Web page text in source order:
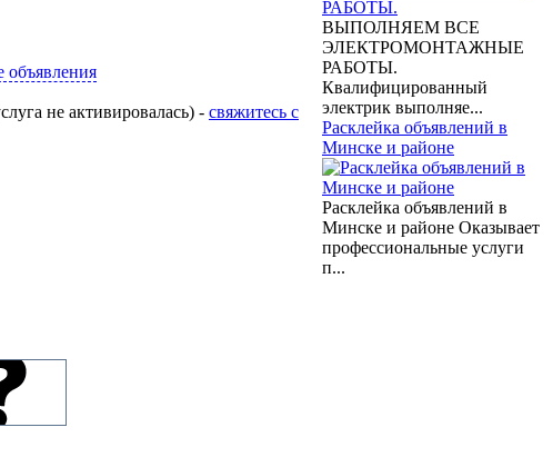
объявления
не активировалась) - свяжитесь с
ВЫПОЛНЯЕМ ВСЕ
ЭЛЕКТРОМОНТАЖНЫЕ
РАБОТЫ.
Квалифицированный
электрик выполняе...
Расклейка объявлений в
Минске и районе
Расклейка объявлений в
Минске и районе Оказывает
профессиональные услуги
п...